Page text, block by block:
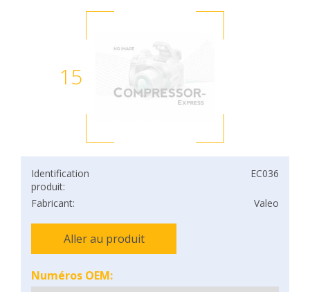
15
Identification
produit:
EC036
Fabricant: Valeo
Aller au produit
Numéros OEM: